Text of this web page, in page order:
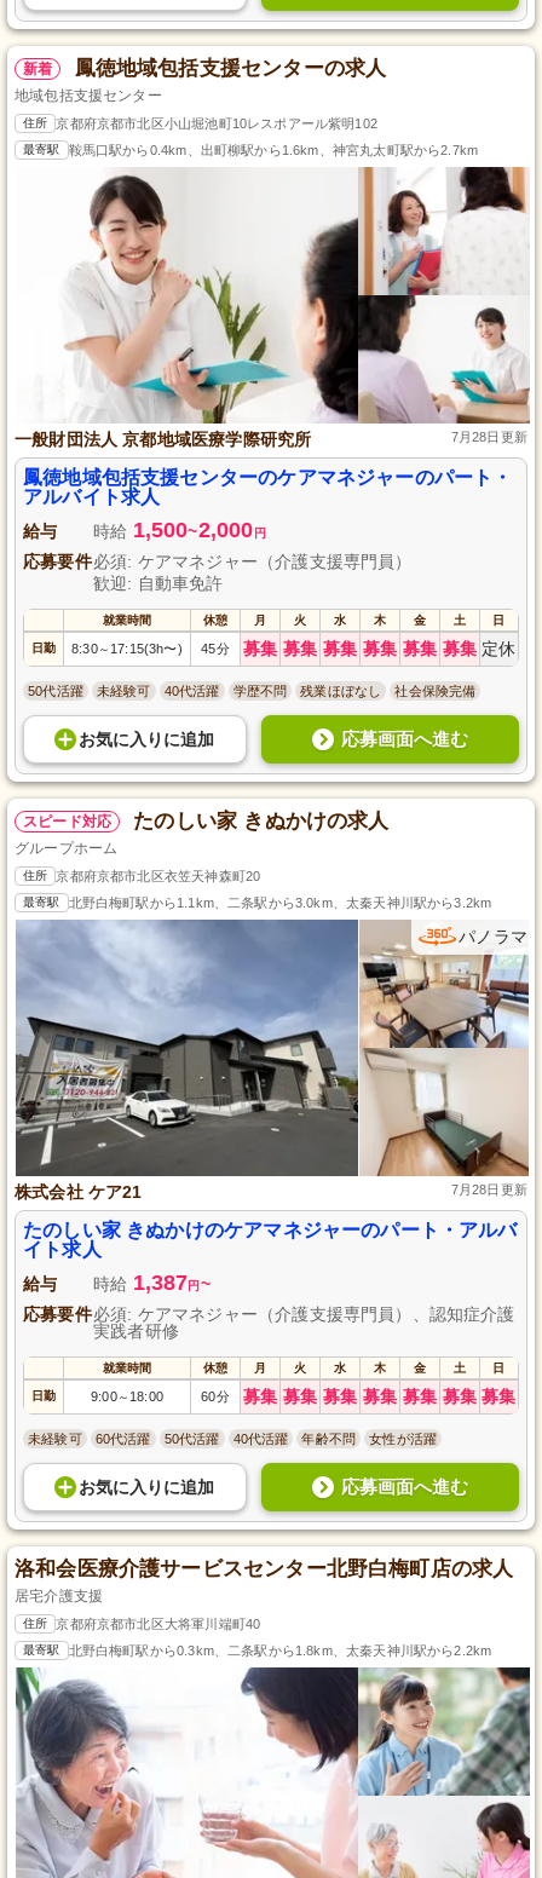
新着 鳳徳地域包括支援センターの求人
地域包括支援センター
住所 京都府京都市北区小山堀池町10レスポアール紫明102
最寄駅 鞍馬口駅から0.4km、出町柳駅から1.6km、神宮丸太町駅から2.7km
一般財団法人 京都地域医療学際研究所 7月28日更新
鳳徳地域包括支援センターのケアマネジャーのパート・
アルバイト求人
給与 時給 1,500~2,000 円
応募要件必須: ケアマネジャー（介護支援専門員）
歓迎: 自動車免許
就業時間 休憩 月 火 水 木 金 土 日
日勤 8:30～ 17:15(3h〜) 45分 募集 募集 募集 募集 募集 募集 定休
50代活躍 未経験可 40代活躍 学歴不問 残業ほぼなし 社会保険完備
お気に入り に追加 応募画面へ進む
スピード対応 たのしい家 きぬかけの求人
グループホーム
住所 京都府京都市北区衣笠天神森町20
最寄駅 北野白梅町駅から1.1km、二条駅から3.0km、太秦天神川駅から3.2km
パノラマ
株式会社 ケア21 7月28日更新
たのしい家 きぬかけのケアマネジャーのパート・アルバ
イト求人
給与 時給 1,387円 ~
応募要件必須: ケアマネジャー（介護支援専門員）、認知症介護
実践者研修
就業時間 休憩 月 火 水 木 金 土 日
日勤 9:00～ 18:00 60分 募集 募集 募集 募集 募集 募集 募集
未経験可 60代活躍 50代活躍 40代活躍 年齢不問 女性が活躍
お気に入り に追加 応募画面へ進む
洛和会医療介護サービスセンター北野白梅町店の求人
居宅介護支援
住所 京都府京都市北区大将軍川端町40
最寄駅 北野白梅町駅から0.3km、二条駅から1.8km、太秦天神川駅から2.2km